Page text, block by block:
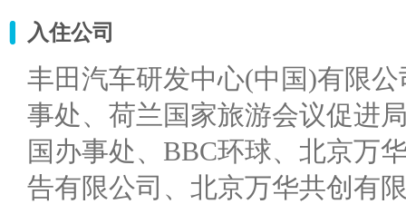
入住公司
丰田汽车研发中心(中国)有限
事处、荷兰国家旅游会议促进
国办事处、BBC环球、北京万
告有限公司、北京万华共创有